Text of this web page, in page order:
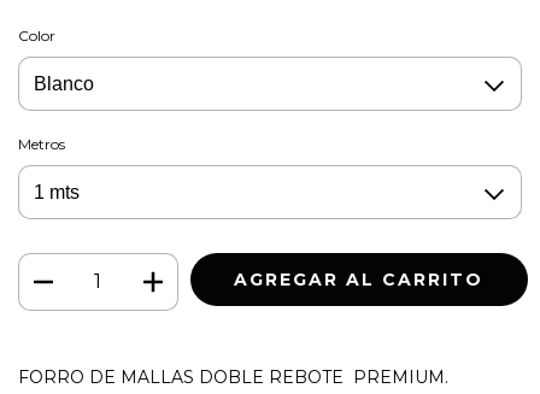
Color
Metros
FORRO DE MALLAS DOBLE REBOTE PREMIUM.